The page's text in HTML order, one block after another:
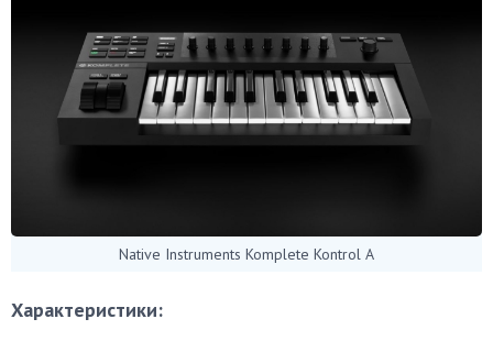
Native Instruments Komplete Kontrol A
Характеристики: